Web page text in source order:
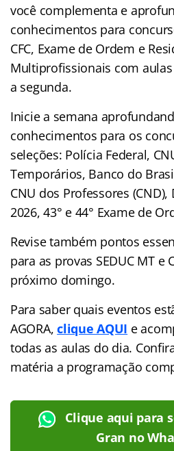
você complementa e
conhecimentos para
CFC, Exame de Ordem e
Multiprofissionais com
a segunda.
Inicie a semana
conhecimentos para os
seleções: Polícia Federal,
Temporários, Banco do
CNU dos Professores (CND),
2026, 43° e 44° Exame de
Revise também pontos
para as provas SEDUC MT e
próximo domingo.
Para saber quais eventos
AGORA,clique AQUI e
todas as aulas do dia.
matéria a programação
Clique aqui para
Gran no